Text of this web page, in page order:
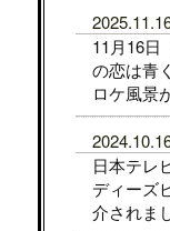
11月16日
の恋は青
ロケ風景
日本テレ
ディーズ
介されま